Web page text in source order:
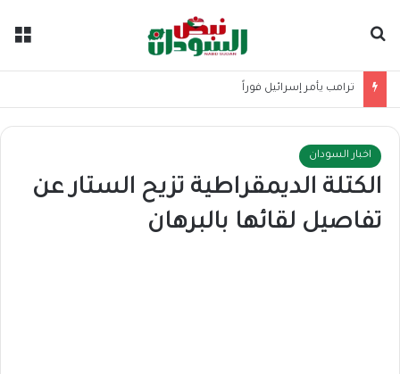
ترامب يأمر إسرائيل فوراً
اخبار السودان
الكتلة الديمقراطية تزيح الستار عن
تفاصيل لقائها بالبرهان